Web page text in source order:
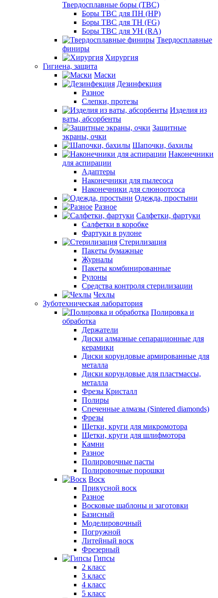
Твердосплавные боры (ТВС)
Боры ТВС для ПН (HP)
Боры ТВС для ТН (FG)
Боры ТВС для УН (RA)
Твердосплавные
финиры
Хирургия
Гигиена, защита
Маски
Дезинфекция
Разное
Слепки, протезы
Изделия из
ваты, абсорбенты
Защитные
экраны, очки
Шапочки, бахилы
Наконечники
для аспирации
Адаптеры
Наконечники для пылесоса
Наконечники для слюноотсоса
Одежда, простыни
Разное
Салфетки, фартуки
Салфетки в коробке
Фартуки в рулоне
Стерилизация
Пакеты бумажные
Журналы
Пакеты комбинированные
Рулоны
Средства контроля стерилизации
Чехлы
Зуботехническая лаборатория
Полировка и
обработка
Держатели
Диски алмазные сепарационные для
керамики
Диски корундовые армированные для
металла
Диски корундовые для пластмассы,
металла
Фрезы Кристалл
Полиры
Спеченные алмазы (Sintered diamonds)
Фрезы
Щетки, круги для микромотора
Щетки, круги для шлифмотора
Камни
Разное
Полировочные пасты
Полировочные порошки
Воск
Прикусной воск
Разное
Восковые шаблоны и заготовки
Базисный
Моделировочный
Погружной
Литейный воск
Фрезерный
Гипсы
2 класс
3 класс
4 класс
5 класс